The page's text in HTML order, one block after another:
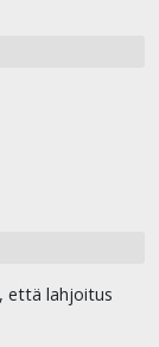
että lahjoitus